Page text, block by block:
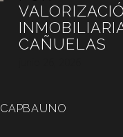
CAÑUELAS
CAPBAUNO